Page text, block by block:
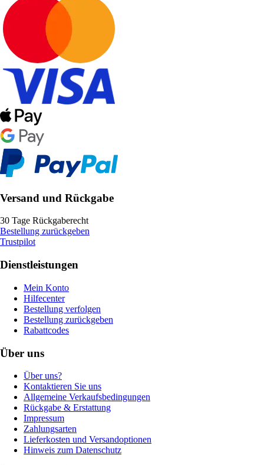
Versand und Rückgabe
30 Tage Rückgaberecht
Bestellung zurückgeben
Trustpilot
Dienstleistungen
Mein Konto
Hilfecenter
Bestellung verfolgen
Bestellung zurückgeben
Rabattcodes
Über uns
Über uns?
Kontaktieren Sie uns
Allgemeine Verkaufsbedingungen
Rückgabe & Erstattung
Impressum
Zahlungsarten
Lieferkosten und Versandoptionen
Hinweis zum Datenschutz